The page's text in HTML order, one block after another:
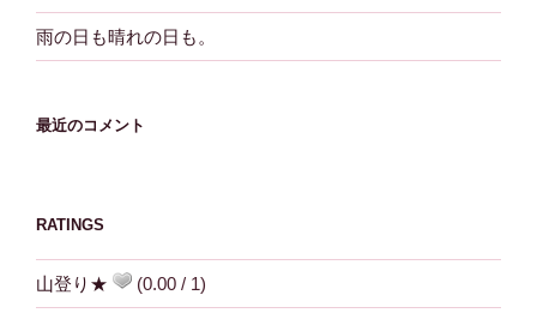
雨の日も晴れの日も。
最近のコメント
RATINGS
山登り★ (0.00 / 1)